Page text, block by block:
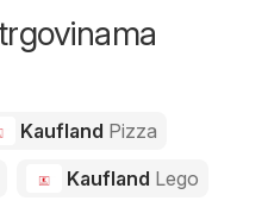
Kaufland Pizza
Kaufland Lego